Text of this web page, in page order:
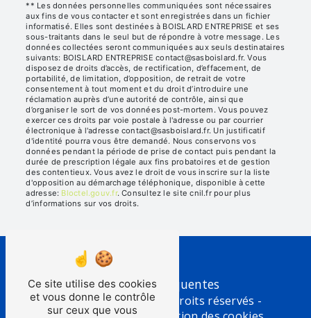
** Les données personnelles communiquées sont nécessaires
aux fins de vous contacter et sont enregistrées dans un fichier
informatisé. Elles sont destinées à BOISLARD ENTREPRISE et ses
sous-traitants dans le seul but de répondre à votre message. Les
données collectées seront communiquées aux seuls destinataires
suivants: BOISLARD ENTREPRISE contact@sasboislard.fr. Vous
disposez de droits d’accès, de rectification, d’effacement, de
portabilité, de limitation, d’opposition, de retrait de votre
consentement à tout moment et du droit d’introduire une
réclamation auprès d’une autorité de contrôle, ainsi que
d’organiser le sort de vos données post-mortem. Vous pouvez
exercer ces droits par voie postale à l'adresse ou par courrier
électronique à l'adresse contact@sasboislard.fr. Un justificatif
d'identité pourra vous être demandé. Nous conservons vos
données pendant la période de prise de contact puis pendant la
durée de prescription légale aux fins probatoires et de gestion
des contentieux. Vous avez le droit de vous inscrire sur la liste
d'opposition au démarchage téléphonique, disponible à cette
adresse:
Bloctel.gouv.fr. Consultez le site cnil.fr pour plus
d’informations sur vos droits.
Recherches fréquentes
©Vistalid- 2026 - Tous droits réservés -
Ce site utilise des cookies
et vous donne le contrôle
sur ceux que vous